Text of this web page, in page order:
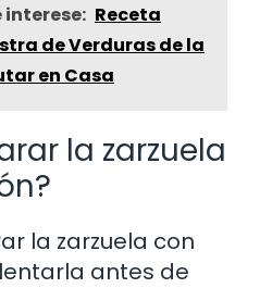
interese: Receta
de Verduras de la
en Casa
la zarzuela
la zarzuela con
antes de